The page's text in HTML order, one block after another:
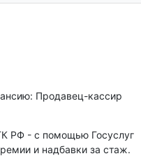
Продавец-кассир
РФ - с помощью Госуслуг
и надбавки за стаж.